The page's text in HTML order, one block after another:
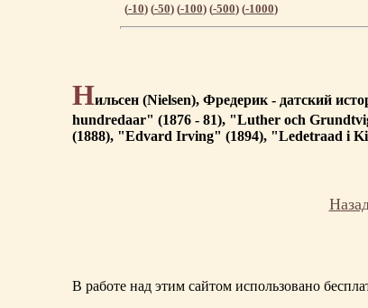
(-10) (-50) (-100) (-500) (-1000)
Нильсен (Nielsen), Фредерик - датский
hundredaar" (1876 - 81), "Luther och
(1888), "Edvard Irving" (1894), "Ledetraad i
В работе над этим сайтом использовано